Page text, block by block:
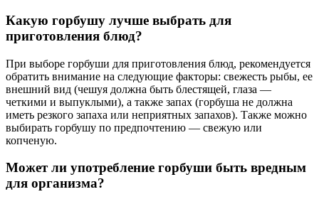
Какую горбушу лучше выбрать для
приготовления блюд?
При выборе горбуши для приготовления блюд, рекомендуется
обратить внимание на следующие факторы: свежесть рыбы, ее
внешний вид (чешуя должна быть блестящей, глаза —
четкими и выпуклыми), а также запах (горбуша не должна
иметь резкого запаха или неприятных запахов). Также можно
выбирать горбушу по предпочтению — свежую или
копченую.
Может ли употребление горбуши быть вредным
для организма?